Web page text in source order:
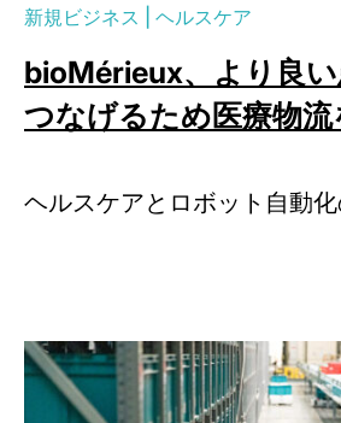
新規ビジネス ヘルスケア
bioMérieux、より良
つなげるため医療物流
ヘルスケアとロボット自動